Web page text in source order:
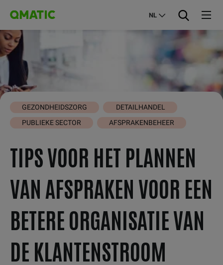
NL
GEZONDHEIDSZORG
DETAILHANDEL
PUBLIEKE SECTOR
AFSPRAKENBEHEER
TIPS VOOR HET PLANNEN
VAN AFSPRAKEN VOOR EEN
BETERE ORGANISATIE VAN
DE KLANTENSTROOM